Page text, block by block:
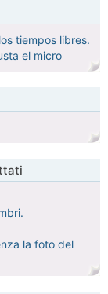
tiempos libres.
el micro
la foto del